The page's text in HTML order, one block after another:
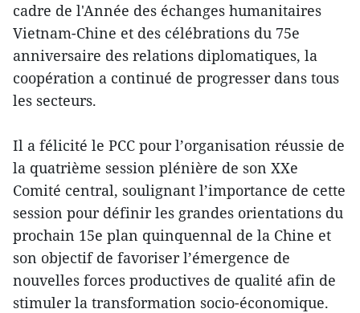
cadre de l'Année des échanges humanitaires
Vietnam-Chine et des célébrations du 75e
anniversaire des relations diplomatiques, la
coopération a continué de progresser dans tous
les secteurs.
Il a félicité le PCC pour l’organisation réussie de
la quatrième session plénière de son XXe
Comité central, soulignant l’importance de cette
session pour définir les grandes orientations du
prochain 15e plan quinquennal de la Chine et
son objectif de favoriser l’émergence de
nouvelles forces productives de qualité afin de
stimuler la transformation socio-économique.